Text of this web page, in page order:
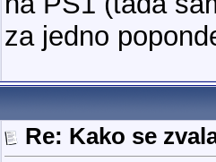
za jedno
Re: Kako se